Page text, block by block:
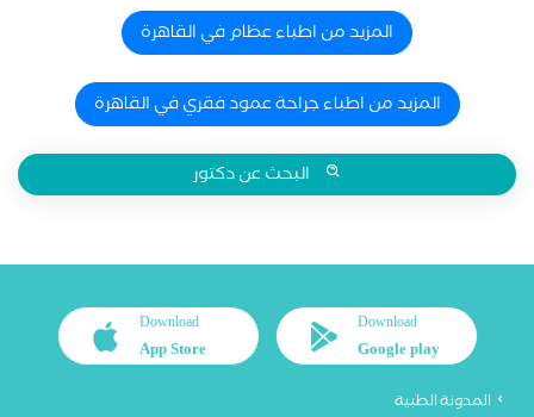
المزيد من اطباء عظام في القاهرة
المزيد من اطباء جراحة عمود فقري في القاهرة
البحث عن دكتور
Download
Google play
Download
App Store
المدونة الطبية